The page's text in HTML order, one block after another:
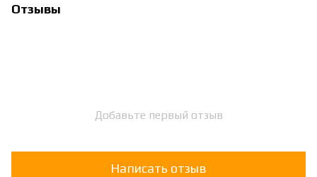
Отзывы
Добавьте первый отзыв
Написать отзыв